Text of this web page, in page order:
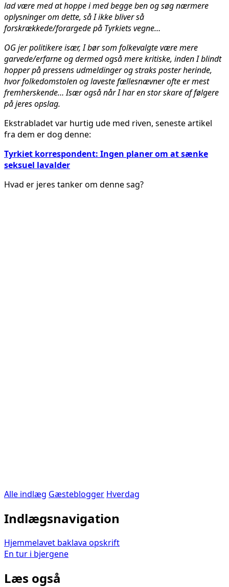
lad være med at hoppe i med begge ben og søg nærmere
oplysninger om dette, så I ikke bliver så
forskrækkede/forargede på Tyrkiets vegne…
OG jer politikere især, I bør som folkevalgte være mere
garvede/erfarne og dermed også mere kritiske, inden I blindt
hopper på pressens udmeldinger og straks poster herinde,
hvor folkedomstolen og laveste fællesnævner ofte er mest
fremherskende… Især også når I har en stor skare af følgere
på jeres opslag.
Ekstrabladet var hurtig ude med riven, seneste artikel
fra dem er dog denne:
Tyrkiet korrespondent: Ingen planer om at sænke
seksuel lavalder
Hvad er jeres tanker om denne sag?
Alle indlæg Gæsteblogger Hverdag
Indlægsnavigation
Hjemmelavet baklava opskrift
En tur i bjergene
Læs også